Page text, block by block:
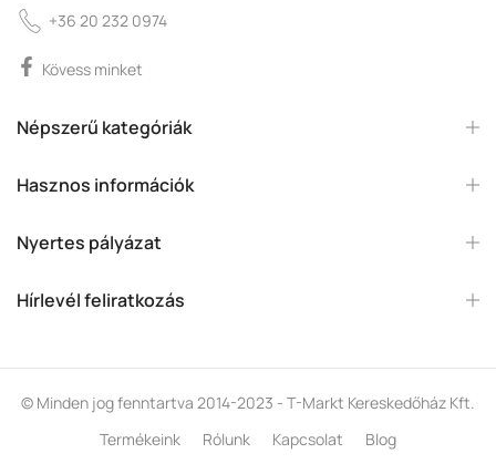
+36 20 232 0974
Kövess minket
Népszerű kategóriák
Hasznos információk
Nyertes pályázat
Hírlevél feliratkozás
© Minden jog fenntartva 2014-2023 - T-Markt Kereskedőház Kft.
Termékeink
Rólunk Kapcsolat Blog